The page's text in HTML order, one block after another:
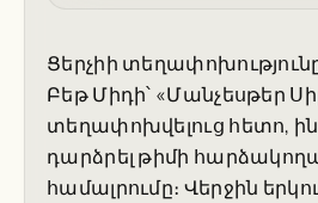
Ցերչիի
Բեթ Միդի՝ «Մանչեսթեր
տեղափոխվելուց հետո,
դարձրել թիմի
համալրումը։ Վերջին